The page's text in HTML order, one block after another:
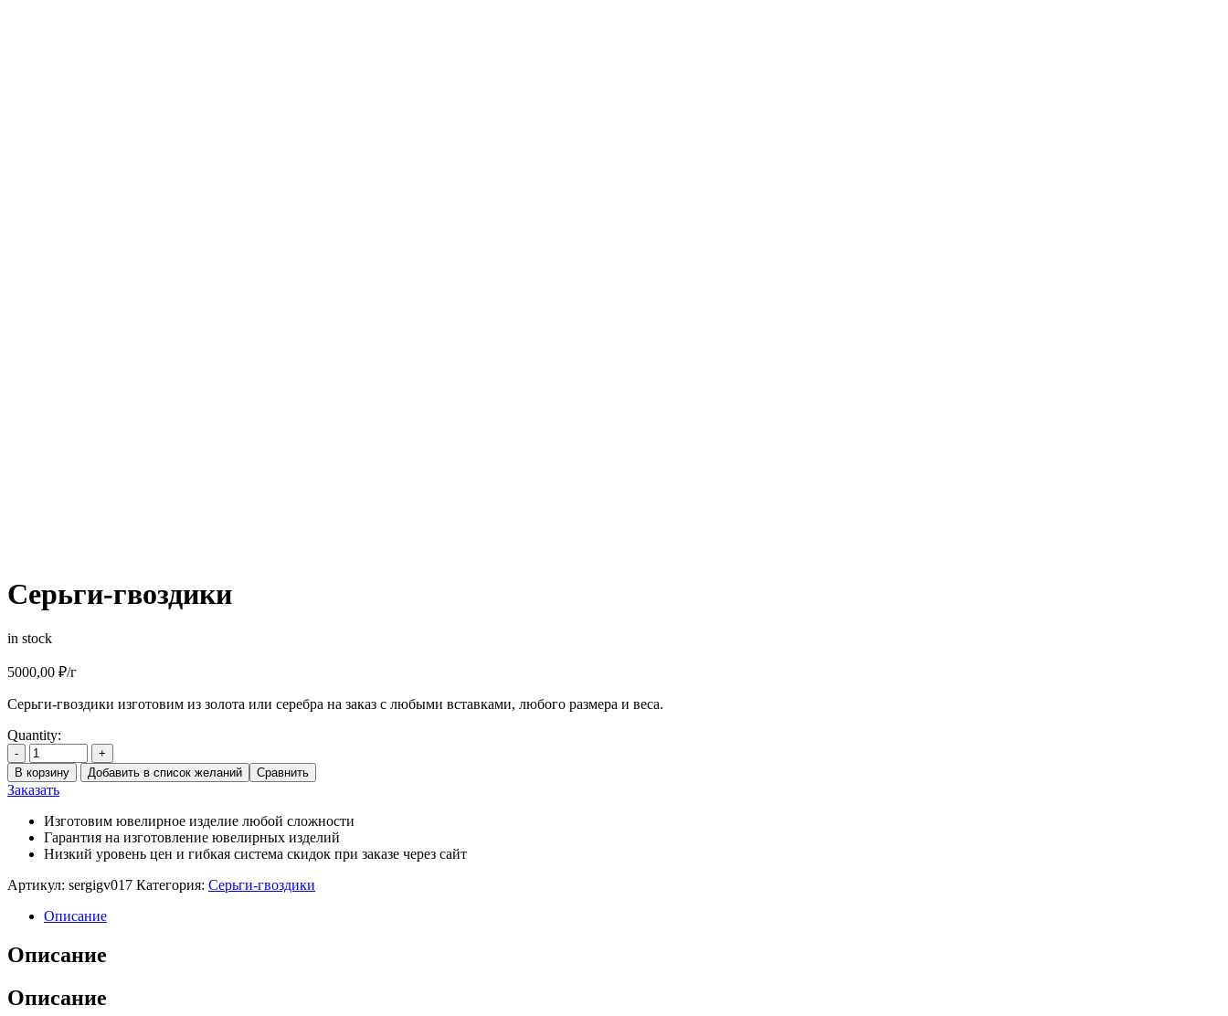
Серьги-гвоздики
in stock
5000,00 ₽/г
Серьги-гвоздики изготовим из золота или серебра на заказ с любыми вставками, любого размера и веса.
Quantity:
-
+
В корзину
Добавить в список желаний Сравнить
Заказать
Изготовим ювелирное изделие любой сложности
Гарантия на изготовление ювелирных изделий
Низкий уровень цен и гибкая система скидок при заказе через сайт
Артикул: sergigv017 Категория: Серьги-гвоздики
Описание
Описание
Описание